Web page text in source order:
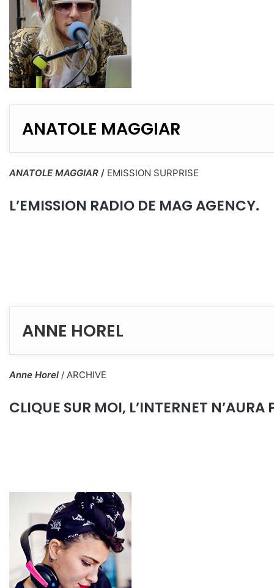
ANATOLE MAGGIAR
ANATOLE MAGGIAR / EMISSION SURPRISE
L’EMISSION RADIO DE MAG AGENCY.
ANNE HOREL
Anne Horel / ARCHIVE
CLIQUE SUR MOI, L’INTERNET N’AURA